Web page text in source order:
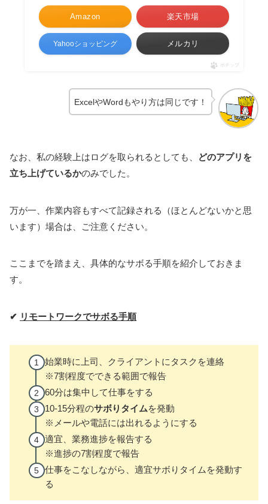
Amazon 楽天市場
Yahooショッピング メルカリ
ポチップ
ExcelやWordもやり方は同じです！
なお、私の経験上はログを取られるとしても、
どのアプリを
立ち上げているかのみでした。
万が一、作業内容もすべて記録される（ほとんどないかと思
います）場合は、ご注意ください。
ここまでを踏まえ、具体的なサボる手順を紹介しておきま
す。
✔ リモートワークでサボる手順
始業時に上司、クライアントにタスクを連絡
※7割程度でできる範囲で報告
60分は集中して仕事をする
10-15分程のサボりタイムを発動
※メールや電話には出れるようにする
適宜、業務進捗を報告する
※進捗の7割程度で報告
仕事をこなしながら、適宜サボりタイムを発動す
る